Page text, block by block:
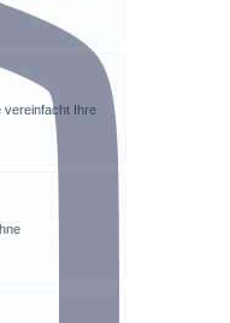
vereinfacht Ihre